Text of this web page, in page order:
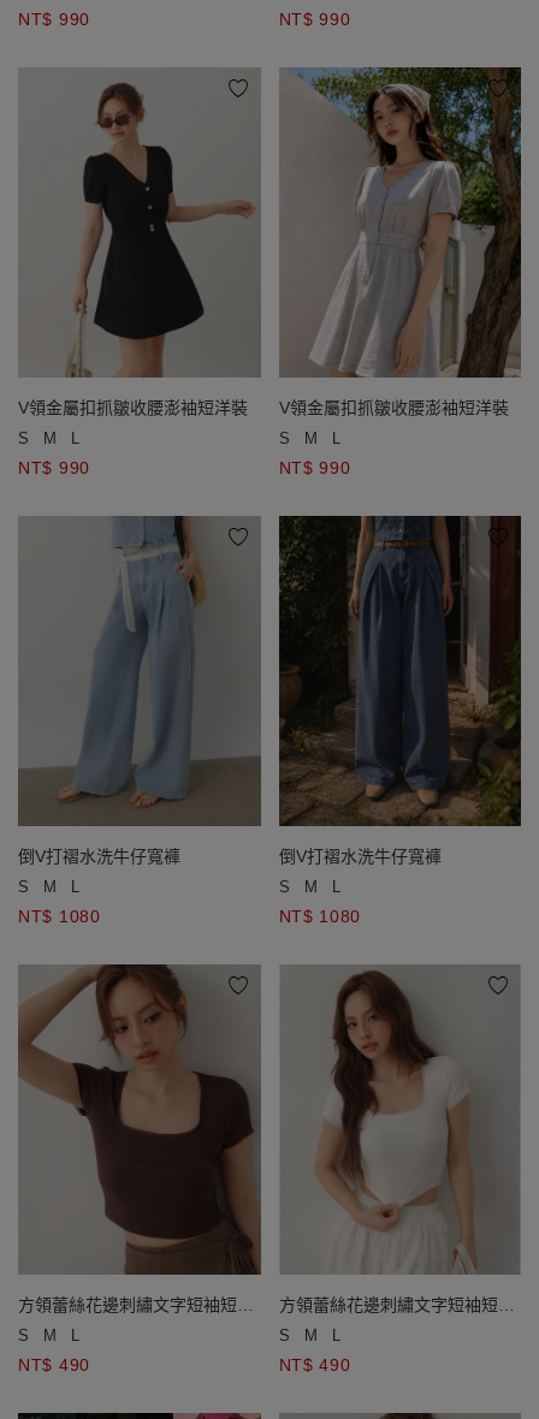
NT$ 990 NT$ 990
V領金屬扣抓皺收腰澎袖短洋裝
S M L
NT$ 990
V領金屬扣抓皺收腰澎袖短洋裝
S M L
NT$ 990
倒V打褶水洗牛仔寬褲
S M L
NT$ 1080
倒V打褶水洗牛仔寬褲
S M L
NT$ 1080
方領蕾絲花邊刺繡文字短袖短版
羅紋上衣
S M L
NT$ 490
方領蕾絲花邊刺繡文字短袖短版
羅紋上衣
S M L
NT$ 490